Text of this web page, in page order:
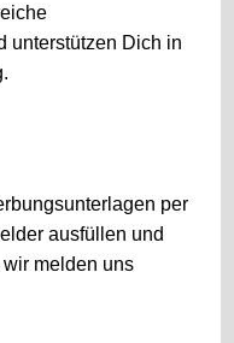
unterstützen Dich in
per
ausfüllen und
melden uns